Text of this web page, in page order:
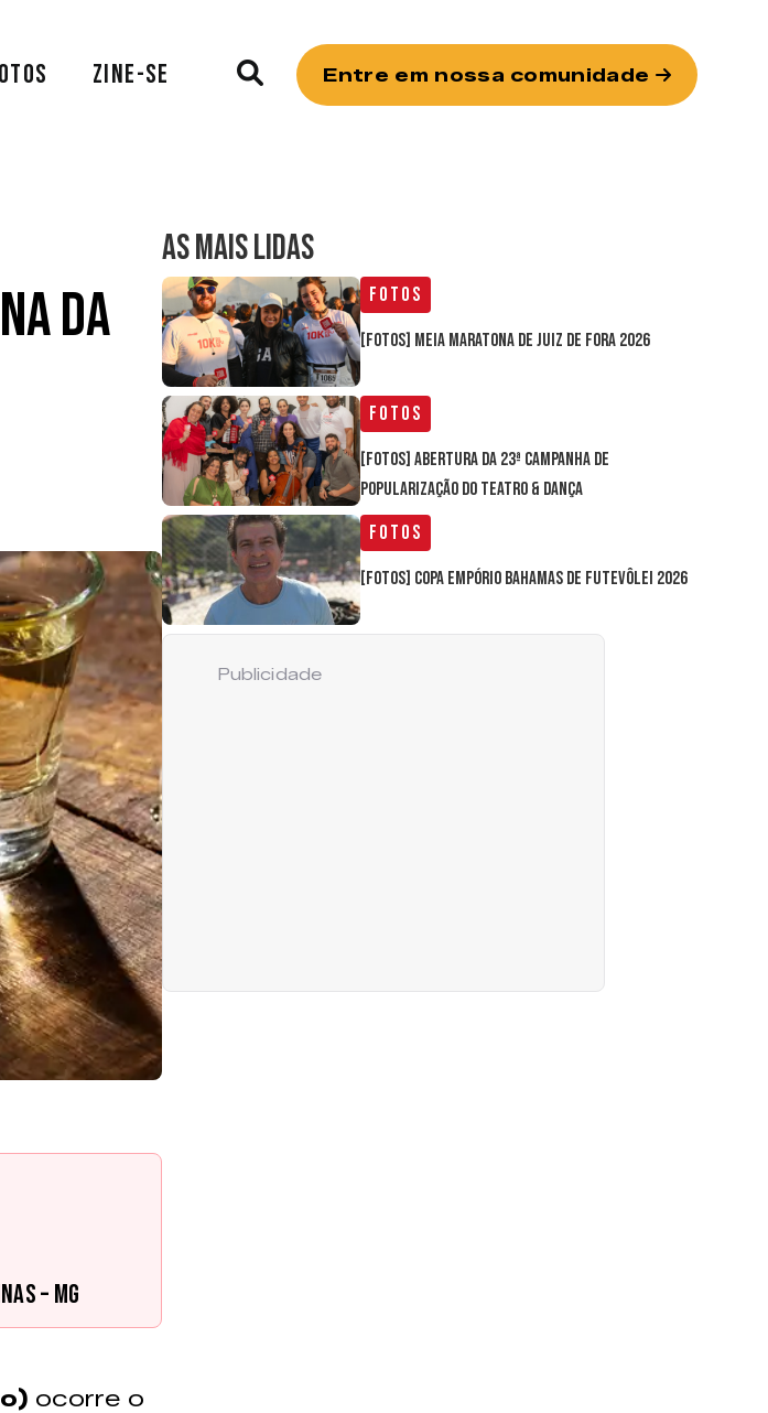
ZINE-SE Entre em nossa comunidade
da
– MG
ocorre o
AS MAIS LIDAS
Fotos
[FOTOS] Meia Maratona de Juiz de Fora 2026
Fotos
[FOTOS] Abertura da 23ª Campanha de
Popularização do Teatro & Dança
Fotos
[FOTOS] Copa Empório Bahamas de Futevôlei 2026
Publicidade